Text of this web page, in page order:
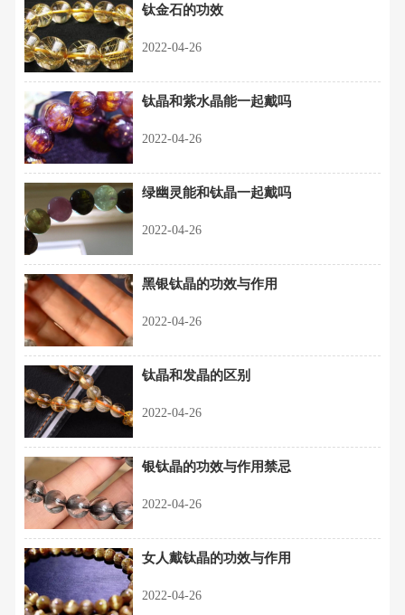
钛金石的功效
2022-04-26
钛晶和紫水晶能一起戴吗
2022-04-26
绿幽灵能和钛晶一起戴吗
2022-04-26
黑银钛晶的功效与作用
2022-04-26
钛晶和发晶的区别
2022-04-26
银钛晶的功效与作用禁忌
2022-04-26
女人戴钛晶的功效与作用
2022-04-26